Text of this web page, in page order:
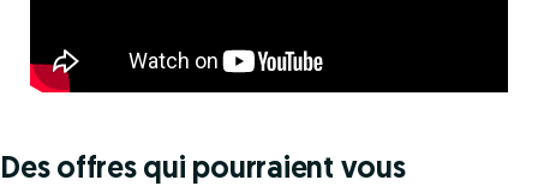
Des offres qui pourraient vous